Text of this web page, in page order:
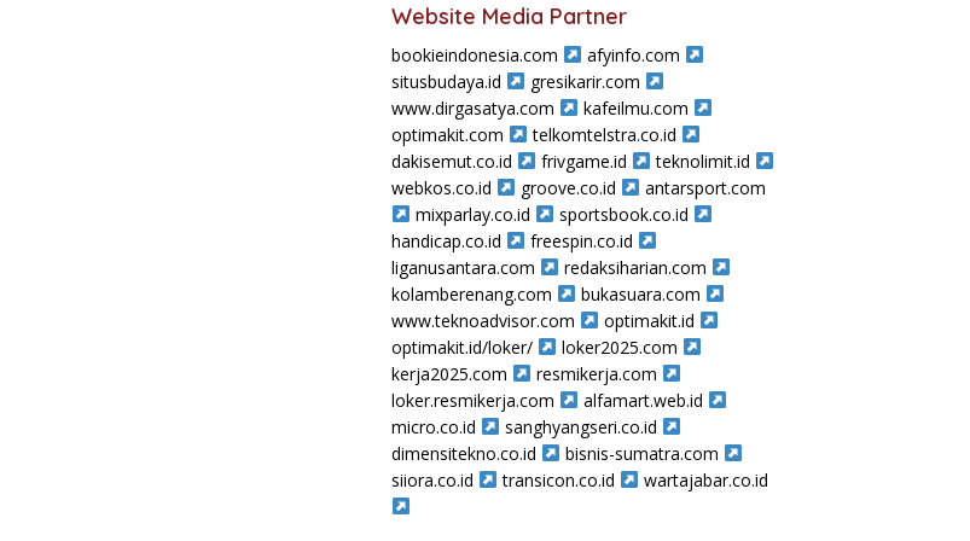
Website Media Partner
bookieindonesia.com
afyinfo.com
situsbudaya.id
gresikarir.com
www.dirgasatya.com
kafeilmu.com
optimakit.com
telkomtelstra.co.id
dakisemut.co.id
frivgame.id
teknolimit.id
webkos.co.id
groove.co.id
antarsport.com
mixparlay.co.id
sportsbook.co.id
handicap.co.id
freespin.co.id
liganusantara.com
redaksiharian.com
kolamberenang.com
bukasuara.com
www.teknoadvisor.com
optimakit.id
optimakit.id/loker/
loker2025.com
kerja2025.com
resmikerja.com
loker.resmikerja.com
alfamart.web.id
micro.co.id
sanghyangseri.co.id
dimensitekno.co.id
bisnis-sumatra.com
siiora.co.id
transicon.co.id wartajabar.co.id